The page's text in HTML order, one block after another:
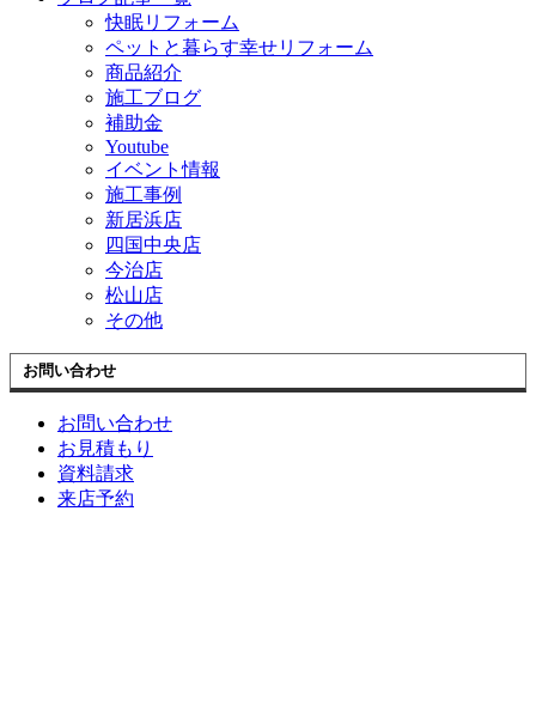
快眠リフォーム
ペットと暮らす幸せリフォーム
商品紹介
施工ブログ
補助金
Youtube
イベント情報
施工事例
新居浜店
四国中央店
今治店
松山店
その他
お問い合わせ
お問い合わせ
お見積もり
資料請求
来店予約